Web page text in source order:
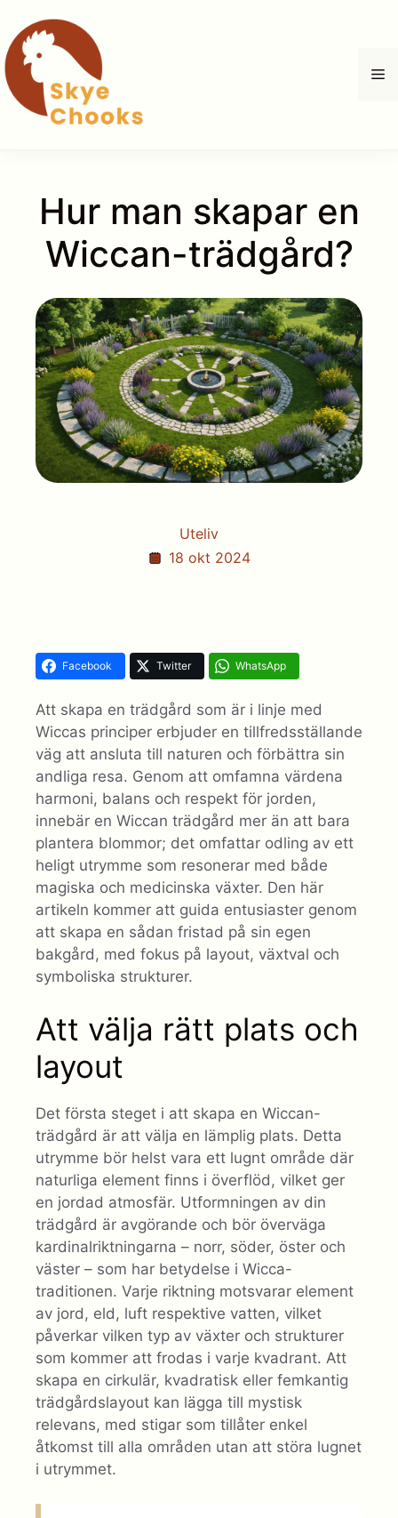
innehåll
Hur man skapar en
Wiccan-trädgård?
Uteliv
18 okt 2024
Facebook Twitter WhatsApp
Att skapa en trädgård som är i linje med
Wiccas principer erbjuder en tillfredsställande
väg att ansluta till naturen och förbättra sin
andliga resa. Genom att omfamna värdena
harmoni, balans och respekt för jorden,
innebär en Wiccan trädgård mer än att bara
plantera blommor; det omfattar odling av ett
heligt utrymme som resonerar med både
magiska och medicinska växter. Den här
artikeln kommer att guida entusiaster genom
att skapa en sådan fristad på sin egen
bakgård, med fokus på layout, växtval och
symboliska strukturer.
Att välja rätt plats och
layout
Det första steget i att skapa en Wiccan-
trädgård är att välja en lämplig plats. Detta
utrymme bör helst vara ett lugnt område där
naturliga element finns i överflöd, vilket ger
en jordad atmosfär. Utformningen av din
trädgård är avgörande och bör överväga
kardinalriktningarna – norr, söder, öster och
väster – som har betydelse i Wicca-
traditionen. Varje riktning motsvarar element
av jord, eld, luft respektive vatten, vilket
påverkar vilken typ av växter och strukturer
som kommer att frodas i varje kvadrant. Att
skapa en cirkulär, kvadratisk eller femkantig
trädgårdslayout kan lägga till mystisk
relevans, med stigar som tillåter enkel
åtkomst till alla områden utan att störa lugnet
i utrymmet.